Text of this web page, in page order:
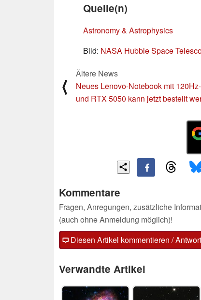
Quelle(n)
Astronomy & Astrophysics
Bild: NASA Hubble Space
⟨
Ältere News
Neues Lenovo-Notebook mit
und RTX 5050 kann jetzt bestellt
Kommentare
Fragen, Anregungen, zusätzliche
(auch ohne Anmeldung möglich)!
Diesen Artikel kommentieren /
Verwandte Artikel